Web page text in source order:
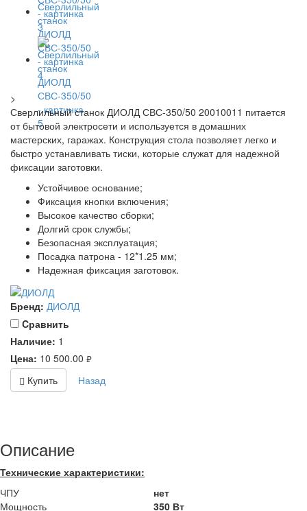
>
Сверлильный станок ДИОЛД СВС-350/50 20010011 питается
от бытовой электросети и используется в домашних
мастерских, гаражах. Конструкция стола позволяет легко и
быстро устанавливать тиски, которые служат для надежной
фиксации заготовки.
Устойчивое основание;
Фиксация кнопки включения;
Высокое качество сборки;
Долгий срок службы;
Безопасная эксплуатация;
Посадка патрона - 12*1.25 мм;
Надежная фиксация заготовок.
Бренд: ДИОЛД
Cравнить
Наличие: 1
Цена: 10 500.00 руб.
Купить Назад
Описание
Технические характеристики:
ЧПУ
нет
Мощность
350 Вт